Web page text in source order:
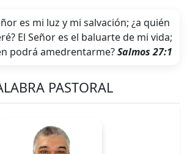
es mi luz y mi salvación; ¿a quién
El Señor es el baluarte de mi vida;
podrá amedrentarme?Salmos 27:1
PASTORAL